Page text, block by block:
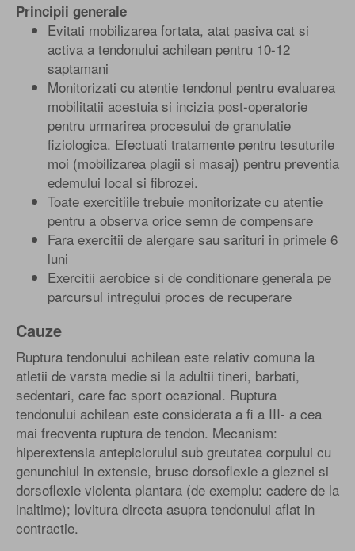
Principii generale
Evitati mobilizarea fortata, atat pasiva cat si
activa a tendonului achilean pentru 10-12
saptamani
Monitorizati cu atentie tendonul pentru evaluarea
mobilitatii acestuia si incizia post-operatorie
pentru urmarirea procesului de granulatie
fiziologica. Efectuati tratamente pentru tesuturile
moi (mobilizarea plagii si masaj) pentru preventia
edemului local si fibrozei.
Toate exercitiile trebuie monitorizate cu atentie
pentru a observa orice semn de compensare
Fara exercitii de alergare sau sarituri in primele 6
luni
Exercitii aerobice si de conditionare generala pe
parcursul intregului proces de recuperare
Cauze
Ruptura tendonului achilean este relativ comuna la
atletii de varsta medie si la adultii tineri, barbati,
sedentari, care fac sport ocazional. Ruptura
tendonului achilean este considerata a fi a III- a cea
mai frecventa ruptura de tendon. Mecanism:
hiperextensia antepiciorului sub greutatea corpului cu
genunchiul in extensie, brusc dorsoflexie a gleznei si
dorsoflexie violenta plantara (de exemplu: cadere de la
inaltime); lovitura directa asupra tendonului aflat in
contractie.